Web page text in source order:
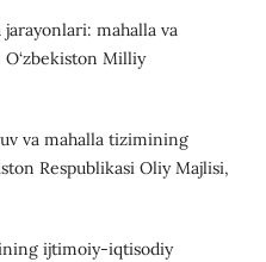
mahalla va
O‘zbekiston Milliy
va mahalla tizimining
Respublikasi Oliy Majlisi,
ijtimoiy-iqtisodiy